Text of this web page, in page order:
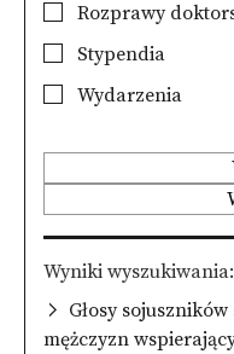
Rozprawy
Stypendia
Wydarzenia
Wyniki wyszukiwania
Głosy
mężczyzn